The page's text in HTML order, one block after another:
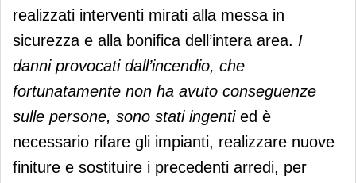
realizzati interventi mirati alla messa in
sicurezza e alla bonifica dell’intera area. I
danni provocati dall’incendio, che
fortunatamente non ha avuto conseguenze
sulle persone, sono stati ingentied è
necessario rifare gli impianti, realizzare nuove
finiture e sostituire i precedenti arredi, per